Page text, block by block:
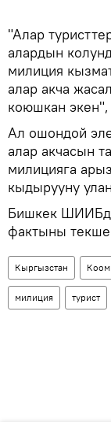
"Алар
алардын
милиция
алар акча
коюшкан
Ал ошондой
алар акчасын
милицияга
кыдырууну
Бишкек
фактыны
Кыргызстан Коом
милиция турист